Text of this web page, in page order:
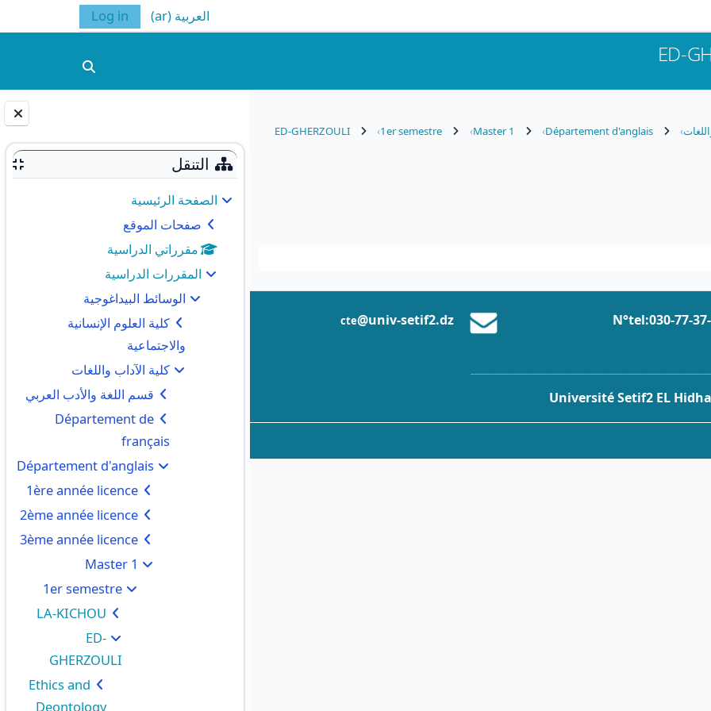
الكتلالتنقل
الصفحة الرئيسية
صفحات الموقع
مقرراتي الدراسية
المقررات الدراسية
الوسائط البيداغوجية
كلية العلوم الإنسانية
والاجتماعية
كلية الآداب واللغات
قسم اللغة والأدب العربي
Département de
français
Département d'anglais
1ère année licence
2ème année licence
3ème année licence
Master 1
1er semestre
LA-KICHOU
ED-
GHERZOULI
Ethics and
Deontology
العربية ‎(ar)‎ Log in
ED-
Département d'anglais
Master 1
1er semestre
ED-GHERZOULI
N°tel:030-77-37
cte@univ-setif2.dz